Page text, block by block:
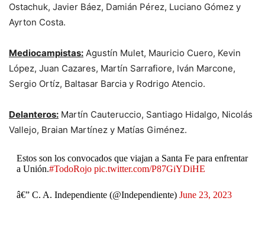
Ostachuk, Javier Báez, Damián Pérez, Luciano Gómez y
Ayrton Costa.
Mediocampistas: Agustín Mulet, Mauricio Cuero, Kevin
López, Juan Cazares, Martín Sarrafiore, Iván Marcone,
Sergio Ortíz, Baltasar Barcia y Rodrigo Atencio.
Delanteros: Martín Cauteruccio, Santiago Hidalgo, Nicolás
Vallejo, Braian Martínez y Matías Giménez.
Estos son los convocados que viajan a Santa Fe para enfrentar
a Unión.#TodoRojo pic.twitter.com/P87GiYDiHE
â€” C. A. Independiente (@Independiente) June 23, 2023